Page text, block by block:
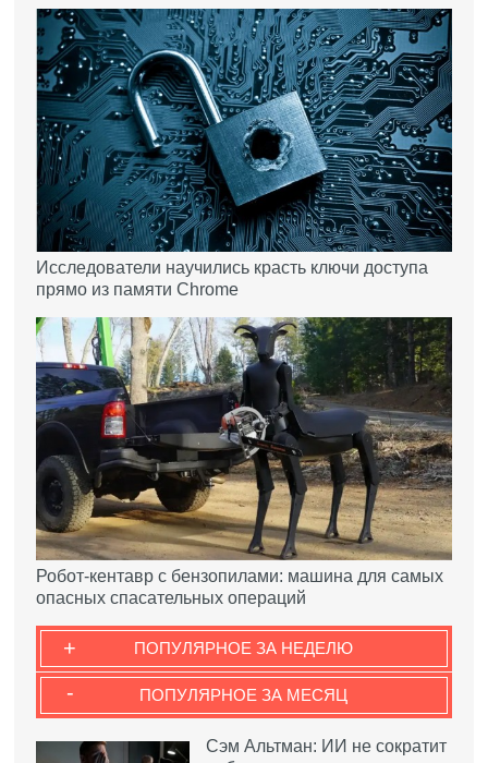
Исследователи научились красть ключи доступа
прямо из памяти Chrome
Робот-кентавр с бензопилами: машина для самых
опасных спасательных операций
ПОПУЛЯРНОЕ ЗА НЕДЕЛЮ
+
ПОПУЛЯРНОЕ ЗА МЕСЯЦ
-
Сэм Альтман: ИИ не сократит